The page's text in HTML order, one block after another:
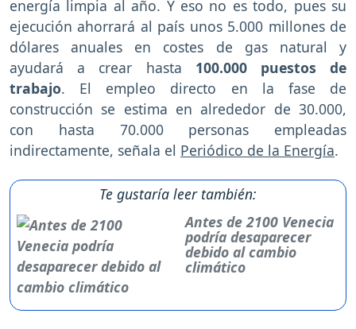
energía limpia al año. Y eso no es todo, pues su
ejecución ahorrará al país unos 5.000 millones de
dólares anuales en costes de gas natural y
ayudará a crear hasta 100.000 puestos de
trabajo. El empleo directo en la fase de
construcción se estima en alrededor de 30.000,
con hasta 70.000 personas empleadas
indirectamente, señala el Periódico de la Energía.
Te gustaría leer también:
Antes de 2100 Venecia
podría desaparecer
debido al cambio
climático